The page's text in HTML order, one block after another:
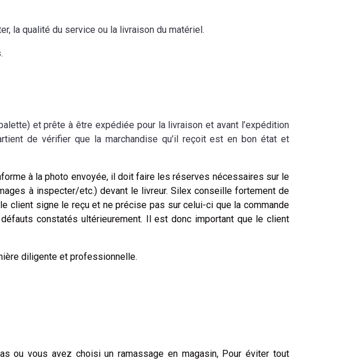
la qualité du service ou la livraison du matériel.
et prête à être expédiée pour la livraison et avant l’expédition
de vérifier que la marchandise qu’il reçoit est en bon état et
à la photo envoyée, il doit faire les réserves nécessaires sur le
à inspecter/etc.) devant le livreur. Silex conseille fortement de
client signe le reçu et ne précise pas sur celui-ci que la commande
constatés ultérieurement. Il est donc important que le client
diligente et professionnelle.
ou vous avez choisi un ramassage en magasin, Pour éviter tout